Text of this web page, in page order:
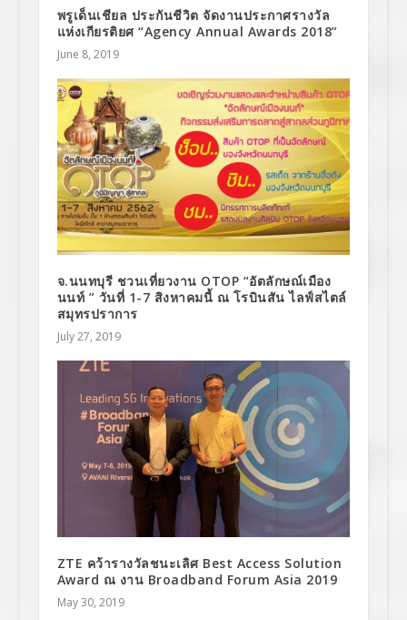
พรูเด็นเชียล ประกันชีวิต จัดงานประกาศรางวัล
แห่งเกียรติยศ “Agency Annual Awards 2018”
June 8, 2019
จ.นนทบุรี ชวนเที่ยวงาน OTOP “อัตลักษณ์เมือง
นนท์ ” วันที่ 1-7 สิงหาคมนี้ ณ โรบินสัน ไลฟ์สไตล์
สมุทรปราการ
July 27, 2019
ZTE คว้ารางวัลชนะเลิศ Best Access Solution
Award ณ งาน Broadband Forum Asia 2019
May 30, 2019